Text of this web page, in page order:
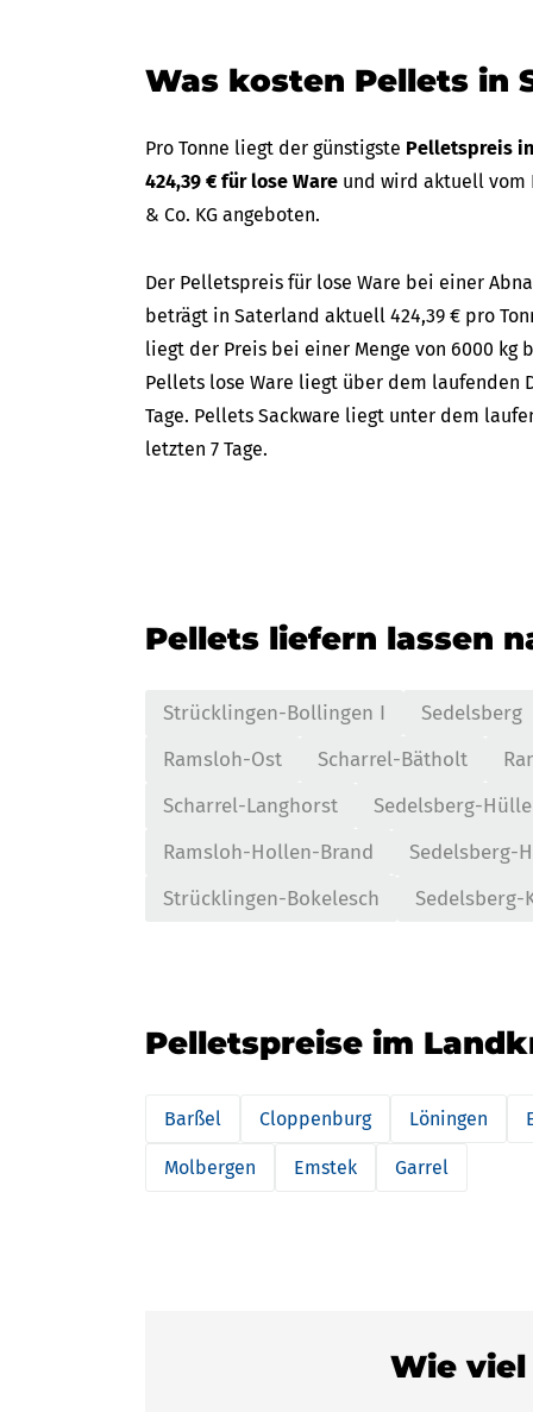
Was kosten Pellets in
Pro Tonne liegt der günstigste Pelletspreis
424,39 € für lose Ware und wird aktuell vom
& Co. KG angeboten.
Der Pelletspreis für lose Ware bei einer
beträgt in Saterland aktuell 424,39 € pro
liegt der Preis bei einer Menge von 6000 kg
Pellets lose Ware liegt über dem laufenden
Tage. Pellets Sackware liegt unter dem
letzten 7 Tage.
Pellets liefern lassen
Strücklingen-Bollingen I
Sedelsberg
Ramsloh-Ost
Scharrel-Bätholt
Scharrel-Langhorst
Sedelsberg-
Ramsloh-Hollen-Brand
Sedelsberg-
Strücklingen-Bokelesch
Sedelsberg-
Pelletspreise im
Barßel Cloppenburg Löningen
Molbergen Emstek Garrel
Wie viel